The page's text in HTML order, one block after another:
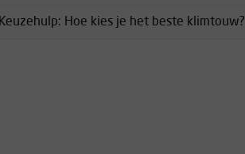
Keuzehulp: Hoe kies je het beste klimtouw?